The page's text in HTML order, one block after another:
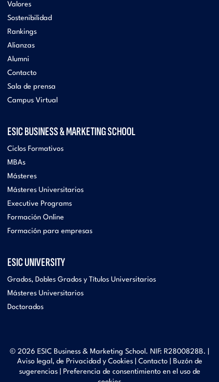
Valores
Sostenibilidad
Rankings
Alianzas
Alumni
Contacto
Sala de prensa
Campus Virtual
ESIC BUSINESS & MARKETING SCHOOL
Ciclos Formativos
MBAs
Másteres
Másteres Universitarios
Executive Programs
Formación Online
Formación para empresas
ESIC UNIVERSITY
Grados, Dobles Grados y Títulos Universitarios
Másteres Universitarios
Doctorados
© 2026 ESIC Business & Marketing School. NIF: R2800828B. |
Aviso legal, de Privacidad y Cookies| Contacto|
Buzón de
sugerencias|
Preferencia de consentimiento en el uso de